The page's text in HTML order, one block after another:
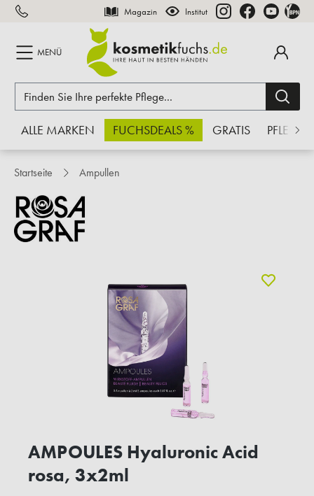
springen Magazin Institut
MENÜ
ALLE MARKEN FUCHSDEALS % GRATIS PFLEGE
Startseite Ampullen
AMPOULES Hyaluronic Acid
rosa, 3x2ml